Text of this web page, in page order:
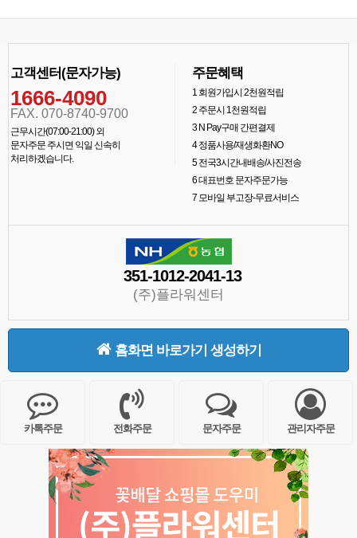
고객센터(문자가능)
1666-4090
FAX. 070-8740-9700
근무시간(07:00-21:00) 외
문자주문 주시면 익일 신속히
처리하겠습니다.
주문혜택
1회원가입시 2천원적립
2주문시 1천원적립
3N Pay구매 간편결제
4정품사용/재생화환NO
5전국3시간내배송/사진전송
6대표번호 문자주문가능
7모바일 부고장-무료서비스
351-1012-2041-13
(주)플라워센터
홈화면 바로가기 생성하기
카톡주문 전화주문 문자주문 관리자주문